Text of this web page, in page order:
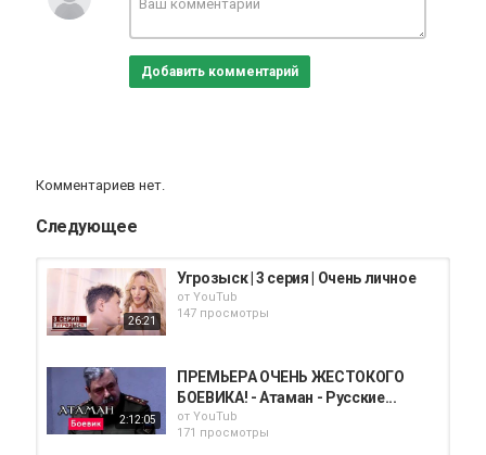
Добавить комментарий
Комментариев нет.
Следующее
26:21
Угрозыск | 3 серия | Очень личное
от YouTub
147 просмотры
2:12:05
ПРЕМЬЕРА ОЧЕНЬ ЖЕСТОКОГО
БОЕВИКА! - Атаман - Русские...
от YouTub
171 просмотры